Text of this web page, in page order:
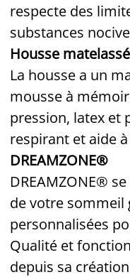
respecte des
substances
Housse
La housse a un
mousse à
pression, latex et
respirant et aide
DREAMZONE®
DREAMZONE®
de votre sommeil
personnalisées
Qualité et
depuis sa